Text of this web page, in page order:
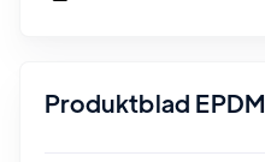
Produktblad